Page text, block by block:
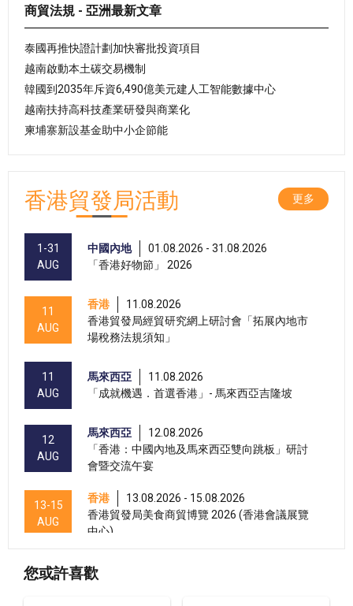
商貿法規 - 亞洲最新文章
泰國再推快證計劃加快審批投資項目
越南啟動本土碳交易機制
韓國到2035年斥資6,490億美元建人工智能數據中心
越南扶持高科技產業研發與商業化
柬埔寨新設基金助中小企節能
香港貿發局活動 更多
1-31
AUG
中國內地
01.08.2026 - 31.08.2026
「香港好物節」 2026
11
AUG
香港
11.08.2026
香港貿發局經貿研究網上研討會「拓展內地市
場稅務法規須知」
11
AUG
馬來西亞
11.08.2026
「成就機遇．首選香港」- 馬來西亞吉隆坡
12
AUG
馬來西亞
12.08.2026
「香港：中國內地及馬來西亞雙向跳板」研討
會暨交流午宴
13-15
AUG
香港
13.08.2026 - 15.08.2026
香港貿發局美食商貿博覽 2026 (香港會議展覽
中心)
13-15
香港
香港貿發局香港國際茶展 2026 (香港會議展覽
您或許喜歡